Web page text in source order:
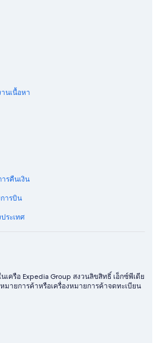
นเนื้อหา
รคืนเงิน
ารบิน
ระเทศ
เครือ Expedia Group สงวนลิขสิทธิ์ เอ็กซ์พีเดีย
หมายการค้าหรือเครื่องหมายการค้าจดทะเบียน